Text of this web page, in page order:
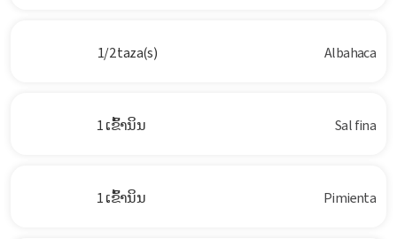
1/2 taza(s) Albahaca
1 ເຂົ້ານິນ Sal fina
1 ເຂົ້ານິນ Pimienta